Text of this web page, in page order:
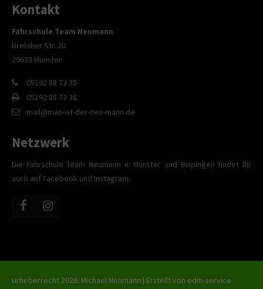
Kontakt
Fahrschule Team Neumann
Breloher Str. 20
29633 Munster
05192 88 73 35
05192 88 73 36
mail@man-ist-der-neu-mann.de
Netzwerk
Die Fahrschule Team Neumann in Munster und Bispingen findet Ihr
auch auf Facebook und Instagram.
Urheberrecht 2026. Michael Neumann | Erstellt von edm-service